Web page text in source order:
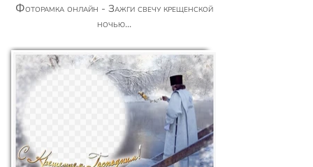
Фоторамка онлайн - Зажги свечу крещенской
ночью...